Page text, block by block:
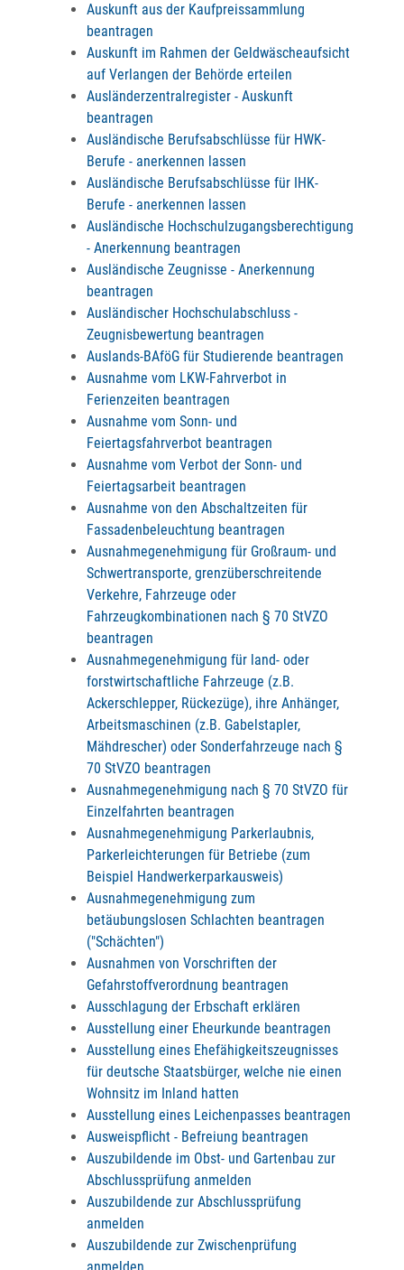
Auskunft aus der Kaufpreissammlung
beantragen
Auskunft im Rahmen der Geldwäscheaufsicht
auf Verlangen der Behörde erteilen
Ausländerzentralregister - Auskunft
beantragen
Ausländische Berufsabschlüsse für HWK-
Berufe - anerkennen lassen
Ausländische Berufsabschlüsse für IHK-
Berufe - anerkennen lassen
Ausländische Hochschulzugangsberechtigung
- Anerkennung beantragen
Ausländische Zeugnisse - Anerkennung
beantragen
Ausländischer Hochschulabschluss -
Zeugnisbewertung beantragen
Auslands-BAföG für Studierende beantragen
Ausnahme vom LKW-Fahrverbot in
Ferienzeiten beantragen
Ausnahme vom Sonn- und
Feiertagsfahrverbot beantragen
Ausnahme vom Verbot der Sonn- und
Feiertagsarbeit beantragen
Ausnahme von den Abschaltzeiten für
Fassadenbeleuchtung beantragen
Ausnahmegenehmigung für Großraum- und
Schwertransporte, grenzüberschreitende
Verkehre, Fahrzeuge oder
Fahrzeugkombinationen nach § 70 StVZO
beantragen
Ausnahmegenehmigung für land- oder
forstwirtschaftliche Fahrzeuge (z.B.
Ackerschlepper, Rückezüge), ihre Anhänger,
Arbeitsmaschinen (z.B. Gabelstapler,
Mähdrescher) oder Sonderfahrzeuge nach §
70 StVZO beantragen
Ausnahmegenehmigung nach § 70 StVZO für
Einzelfahrten beantragen
Ausnahmegenehmigung Parkerlaubnis,
Parkerleichterungen für Betriebe (zum
Beispiel Handwerkerparkausweis)
Ausnahmegenehmigung zum
betäubungslosen Schlachten beantragen
("Schächten")
Ausnahmen von Vorschriften der
Gefahrstoffverordnung beantragen
Ausschlagung der Erbschaft erklären
Ausstellung einer Eheurkunde beantragen
Ausstellung eines Ehefähigkeitszeugnisses
für deutsche Staatsbürger, welche nie einen
Wohnsitz im Inland hatten
Ausstellung eines Leichenpasses beantragen
Ausweispflicht - Befreiung beantragen
Auszubildende im Obst- und Gartenbau zur
Abschlussprüfung anmelden
Auszubildende zur Abschlussprüfung
anmelden
Auszubildende zur Zwischenprüfung